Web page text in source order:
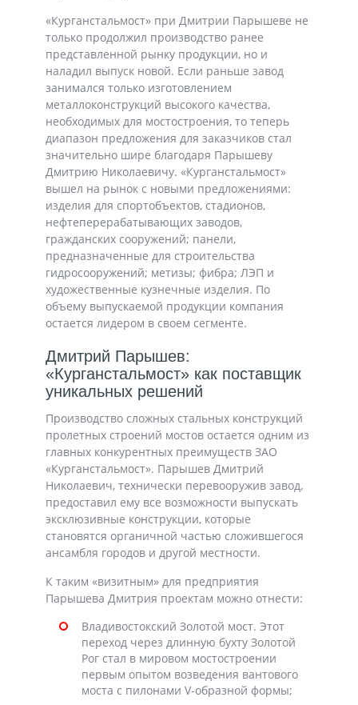
«Курганстальмост» при Дмитрии Парышеве не
только продолжил производство ранее
представленной рынку продукции, но и
наладил выпуск новой. Если раньше завод
занимался только изготовлением
металлоконструкций высокого качества,
необходимых для мостостроения, то теперь
диапазон предложения для заказчиков стал
значительно шире благодаря Парышеву
Дмитрию Николаевичу. «Курганстальмост»
вышел на рынок с новыми предложениями:
изделия для спортобъектов, стадионов,
нефтеперерабатывающих заводов,
гражданских сооружений; панели,
предназначенные для строительства
гидросооружений; метизы; фибра; ЛЭП и
художественные кузнечные изделия. По
объему выпускаемой продукции компания
остается лидером в своем сегменте.
Дмитрий Парышев:
«Курганстальмост» как поставщик
уникальных решений
Производство сложных стальных конструкций
пролетных строений мостов остается одним из
главных конкурентных преимуществ ЗАО
«Курганстальмост». Парышев Дмитрий
Николаевич, технически перевооружив завод,
предоставил ему все возможности выпускать
эксклюзивные конструкции, которые
становятся органичной частью сложившегося
ансамбля городов и другой местности.
К таким «визитным» для предприятия
Парышева Дмитрия проектам можно отнести:
Владивостокский Золотой мост. Этот
переход через длинную бухту Золотой
Рог стал в мировом мостостроении
первым опытом возведения вантового
моста с пилонами V-образной формы;